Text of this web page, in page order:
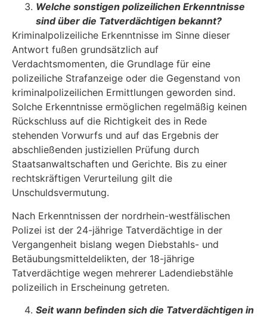
Welche sonstigen polizeilichen Erkenntnisse
sind über die Tatverdächtigen bekannt?
Kriminalpolizeiliche Erkenntnisse im Sinne dieser
Antwort fußen grundsätzlich auf
Verdachtsmomenten, die Grundlage für eine
polizeiliche Strafanzeige oder die Gegenstand von
kriminalpolizeilichen Ermittlungen geworden sind.
Solche Erkenntnisse ermöglichen regelmäßig keinen
Rückschluss auf die Richtigkeit des in Rede
stehenden Vorwurfs und auf das Ergebnis der
abschließenden justiziellen Prüfung durch
Staatsanwaltschaften und Gerichte. Bis zu einer
rechtskräftigen Verurteilung gilt die
Unschuldsvermutung.
Nach Erkenntnissen der nordrhein-westfälischen
Polizei ist der 24-jährige Tatverdächtige in der
Vergangenheit bislang wegen Diebstahls- und
Betäubungsmitteldelikten, der 18-jährige
Tatverdächtige wegen mehrerer Ladendiebstähle
polizeilich in Erscheinung getreten.
Seit wann befinden sich die Tatverdächtigen in